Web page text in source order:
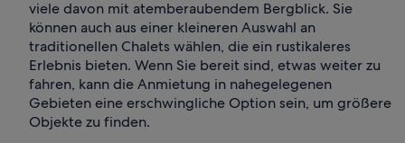
viele davon mit atemberaubendem Bergblick. Sie
können auch aus einer kleineren Auswahl an
traditionellen Chalets wählen, die ein rustikaleres
Erlebnis bieten. Wenn Sie bereit sind, etwas weiter zu
fahren, kann die Anmietung in nahegelegenen
Gebieten eine erschwingliche Option sein, um größere
Objekte zu finden.